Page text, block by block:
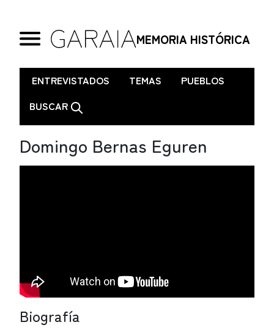
MEMORIA HISTÓRICA
. ENTREVISTADOS TEMAS
PUEBLOS
BUSCAR
Domingo Bernas Eguren
Biografía